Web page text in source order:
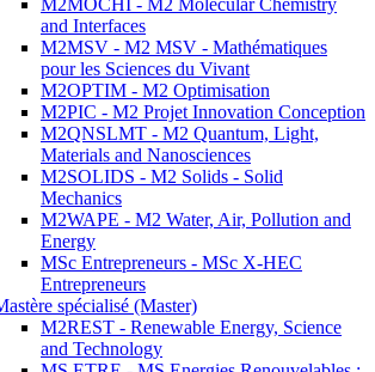
M2MOCHI - M2 Molecular Chemistry
and Interfaces
M2MSV - M2 MSV - Mathématiques
pour les Sciences du Vivant
M2OPTIM - M2 Optimisation
M2PIC - M2 Projet Innovation Conception
M2QNSLMT - M2 Quantum, Light,
Materials and Nanosciences
M2SOLIDS - M2 Solids - Solid
Mechanics
M2WAPE - M2 Water, Air, Pollution and
Energy
MSc Entrepreneurs - MSc X-HEC
Entrepreneurs
spécialisé (Master)
M2REST - Renewable Energy, Science
and Technology